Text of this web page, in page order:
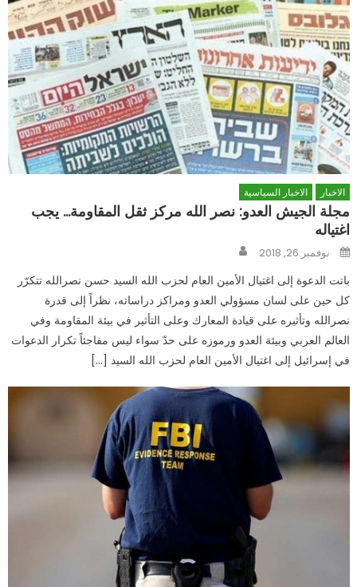
الاخبار الاخبار السياسية
مجلة الجيش العدو: نصر الله مركز ثقل المقاومة… يجب
اغتياله
Posted
onنوفمبر 26, 2018
باتت الدعوة إلى اغتيال الأمين العام لحزب الله السيد حسن نصرالله تتكرّر
كل حين على لسان مسؤولي العدو ومراكز دراساته، نظراً إلى قدرة
نصرالله وتأثيره على قيادة المعارك وعلى التأثير في بيئة المقاومة وفي
العالم العربي وبيئة العدو ورموزه على حدّ سواء ليس مفاجئاً تكرار الدعوات
في إسرائيل إلى اغتيال الأمين العام لحزب الله السيد […]